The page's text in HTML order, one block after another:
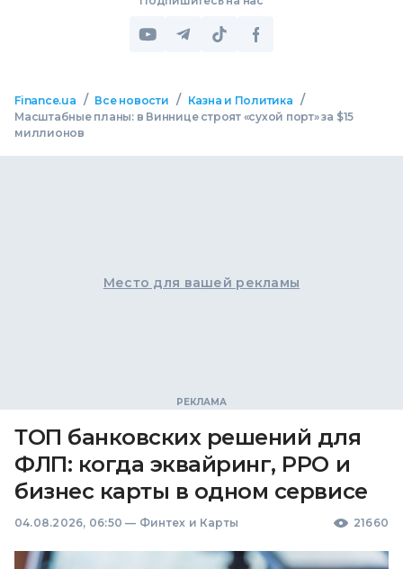
Finance.ua / Все новости / Казна и Политика /
Масштабные планы: в Виннице строят «сухой порт» за $15
миллионов
Место для вашей рекламы
ТОП банковских решений для
ФЛП: когда эквайринг, РРО и
бизнес карты в одном сервисе
04.08.2026, 06:50 — Финтех и Карты 21660